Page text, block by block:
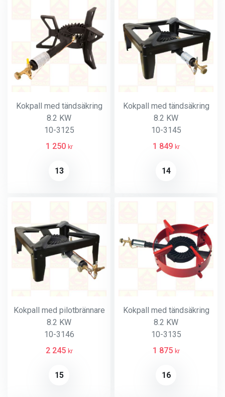
Kokpall med tändsäkring
8.2 KW
10-3125
1 250 kr
13
Kokpall med tändsäkring
8.2 KW
10-3145
1 849 kr
14
Kokpall med pilotbrännare
8.2 KW
10-3146
2 245 kr
15
Kokpall med tändsäkring
8.2 KW
10-3135
1 875 kr
16